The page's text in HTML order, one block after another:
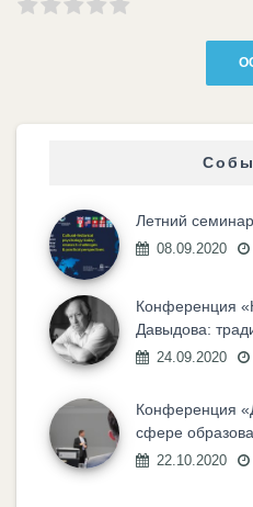
Летний
08.09.2020
Конференция
Давыдова:
24.09.2020
Конференция
сфере
22.10.2020